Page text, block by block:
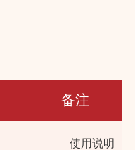
备注
使用说明